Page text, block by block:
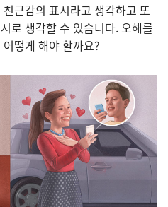
근감의 표시라고 생각하고 또
로 생각할 수 있습니다. 오해를
떻게 해야 할까요?